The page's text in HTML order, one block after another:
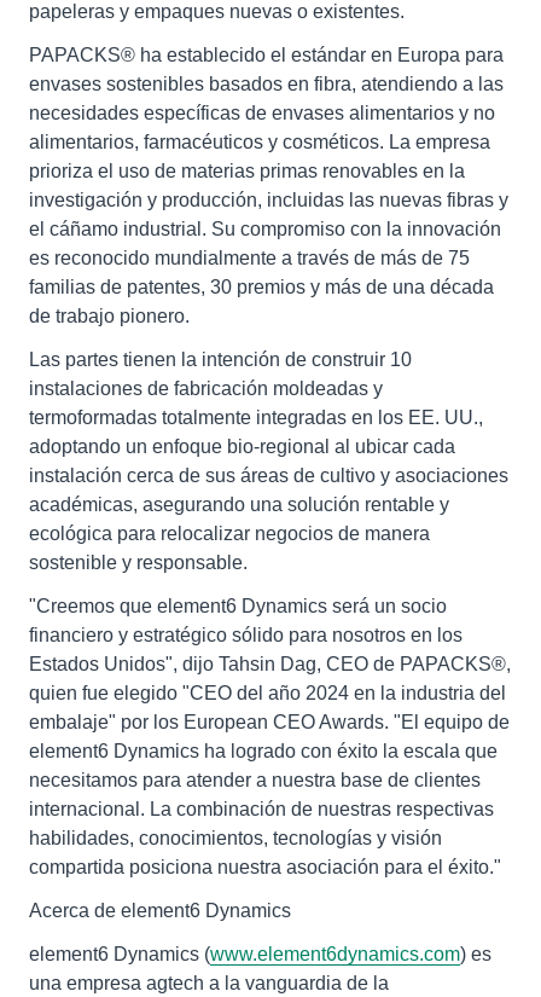
papeleras y empaques nuevas o existentes.
PAPACKS® ha establecido el estándar en Europa para
envases sostenibles basados en fibra, atendiendo a las
necesidades específicas de envases alimentarios y no
alimentarios, farmacéuticos y cosméticos. La empresa
prioriza el uso de materias primas renovables en la
investigación y producción, incluidas las nuevas fibras y
el cáñamo industrial. Su compromiso con la innovación
es reconocido mundialmente a través de más de 75
familias de patentes, 30 premios y más de una década
de trabajo pionero.
Las partes tienen la intención de construir 10
instalaciones de fabricación moldeadas y
termoformadas totalmente integradas en los EE. UU.,
adoptando un enfoque bio-regional al ubicar cada
instalación cerca de sus áreas de cultivo y asociaciones
académicas, asegurando una solución rentable y
ecológica para relocalizar negocios de manera
sostenible y responsable.
"Creemos que element6 Dynamics será un socio
financiero y estratégico sólido para nosotros en los
Estados Unidos", dijo Tahsin Dag, CEO de PAPACKS®,
quien fue elegido "CEO del año 2024 en la industria del
embalaje" por los European CEO Awards. "El equipo de
element6 Dynamics ha logrado con éxito la escala que
necesitamos para atender a nuestra base de clientes
internacional. La combinación de nuestras respectivas
habilidades, conocimientos, tecnologías y visión
compartida posiciona nuestra asociación para el éxito."
Acerca de element6 Dynamics
element6 Dynamics (www.element6dynamics.com) es
una empresa agtech a la vanguardia de la